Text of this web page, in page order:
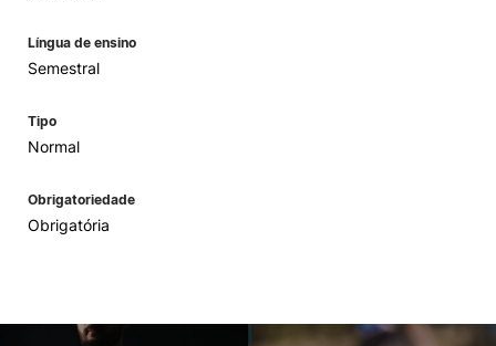
Língua de ensino
Semestral
Tipo
Normal
Obrigatoriedade
Obrigatória